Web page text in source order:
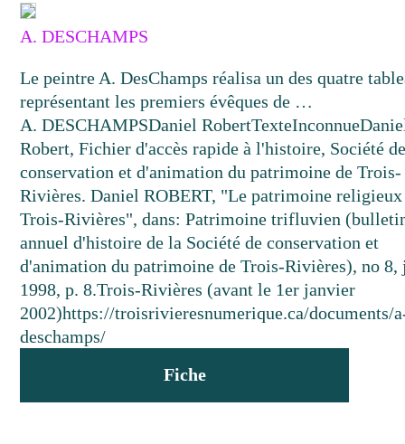
A. DESCHAMPS
Le peintre A. DesChamps réalisa un des quatre
représentant les premiers évêques de …
A. DESCHAMPSDaniel RobertTexteInconnue
Robert, Fichier d'accès rapide à l'histoire, Société
conservation et d'animation du patrimoine de Trois-
Rivières. Daniel ROBERT, "Le patrimoine religieux
Trois-Rivières", dans: Patrimoine trifluvien
annuel d'histoire de la Société de conservation et
d'animation du patrimoine de Trois-Rivières), no 8,
1998, p. 8.Trois-Rivières (avant le 1er janvier
2002)https://troisrivieresnumerique.ca/documents/
deschamps/
Fiche